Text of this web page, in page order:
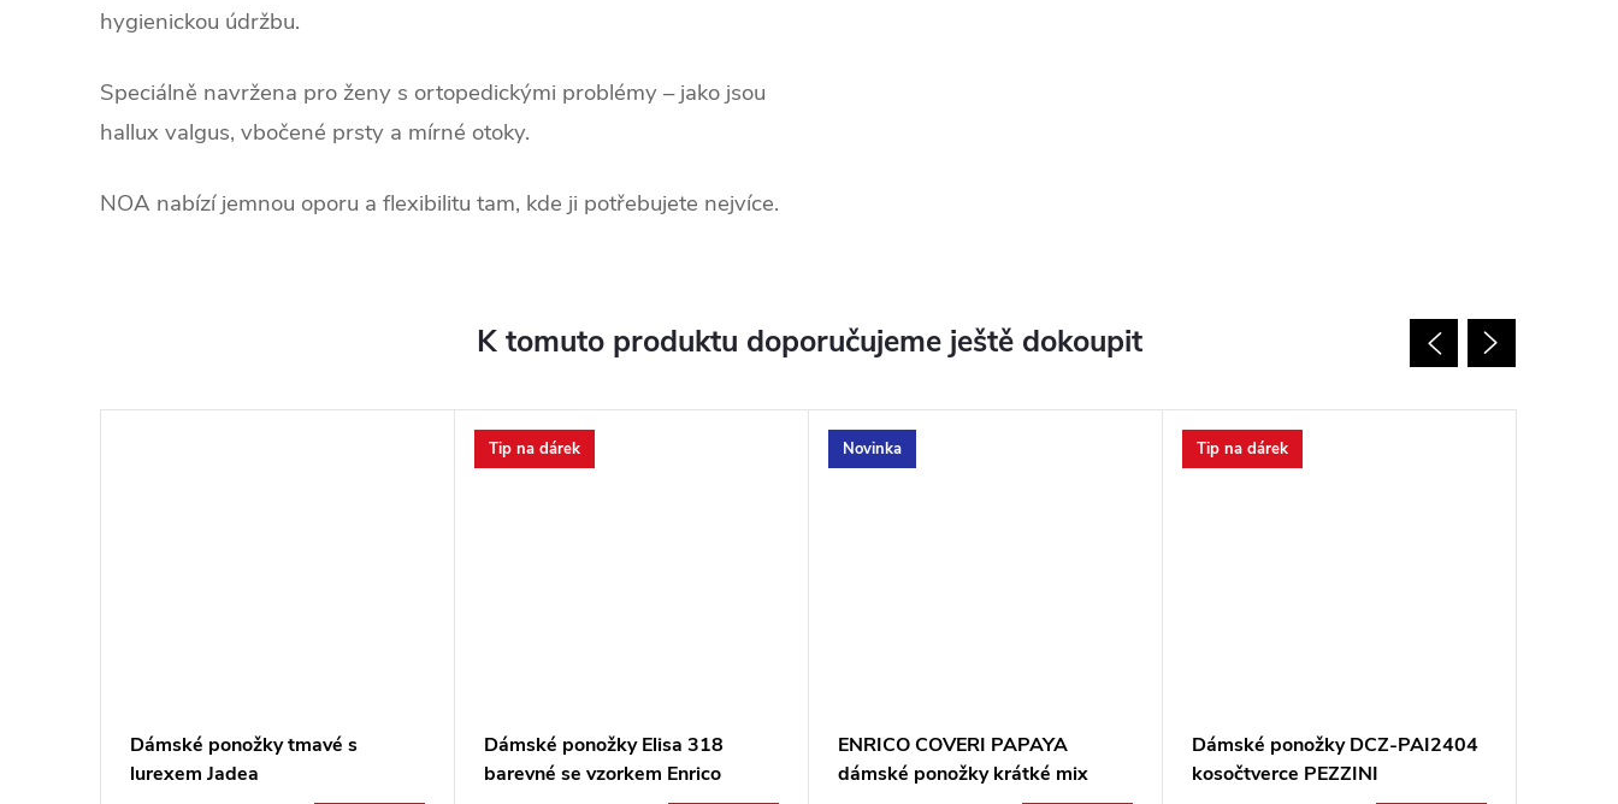
hygienickou údržbu.
Speciálně navržena pro ženy s ortopedickými problémy – jako jsou
hallux valgus, vbočené prsty a mírné otoky.
NOA nabízí jemnou oporu a flexibilitu tam, kde ji potřebujete nejvíce.
K tomuto produktu doporučujeme ještě dokoupit
Dámské ponožky tmavé s
lurexem Jadea
Tip na dárek
Dámské ponožky Elisa 318
barevné se vzorkem Enrico
Novinka
ENRICO COVERI PAPAYA
dámské ponožky krátké mix
Tip na dárek
Dámské ponožky DCZ-PAI2404
kosočtverce PEZZINI